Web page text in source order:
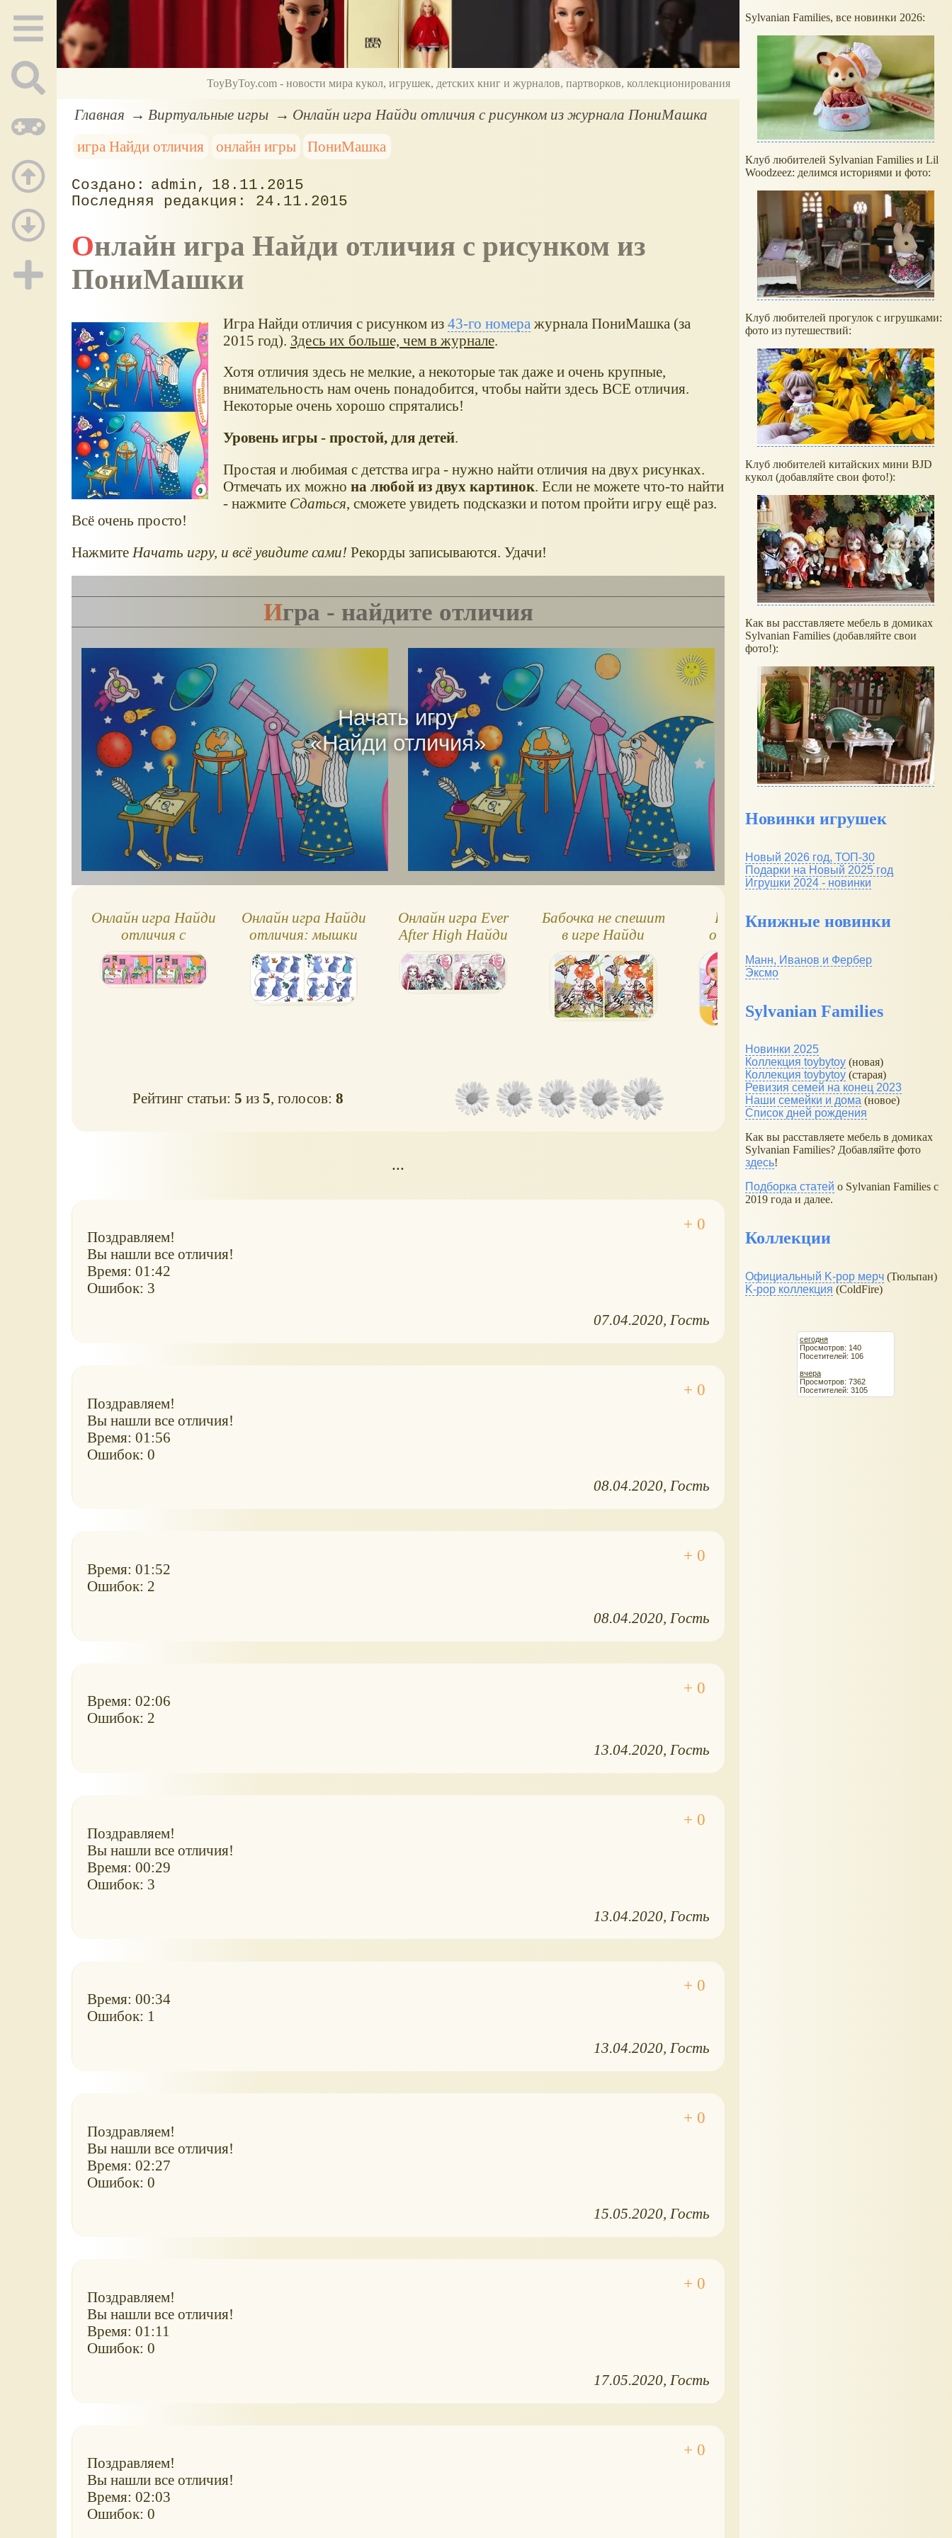
ToyByToy.com - новости мира кукол, игрушек, детских книг и журналов, партворков, коллекционирования
Главная Виртуальные игры
Онлайн игра Найди отличия с рисунком из журнала ПониМашка
игра Найди отличия
онлайн игры ПониМашка
admin
18.11.2015
24.11.2015
Онлайн игра Найди отличия с рисунком из
ПониМашки
Игра Найди отличия с рисунком из 43-го номера журнала ПониМашка (за
2015 год). Здесь их больше, чем в журнале.
Хотя отличия здесь не мелкие, а некоторые так даже и очень крупные,
внимательность нам очень понадобится, чтобы найти здесь ВСЕ отличия.
Некоторые очень хорошо спрятались!
Уровень игры - простой, для детей.
Простая и любимая с детства игра - нужно найти отличия на двух рисунках.
Отмечать их можно на любой из двух картинок. Если не можете что-то найти
- нажмите Сдаться, сможете увидеть подсказки и потом пройти игру ещё раз.
Всё очень просто!
Нажмите Начать игру, и всё увидите сами! Рекорды записываются. Удачи!
Игра - найдите отличия
Начать игру
«Найди отличия»
Онлайн игра Найди
отличия с
Понимашкой
Онлайн игра Найди
отличия: мышки
Онлайн игра Ever
After High Найди
отличия, Мэдлин и
Рэйвен
Бабочка не спешит
в игре Найди
отличия
Игра Найди
отличия №15
Красная
Найди
Рейтинг статьи:5 из5, голосов:8
...
Поздравляем!
Вы нашли все отличия!
Время: 01:42
Ошибок: 3
07.04.2020 Гость
Поздравляем!
Вы нашли все отличия!
Время: 01:56
Ошибок: 0
08.04.2020 Гость
Время: 01:52
Ошибок: 2
08.04.2020 Гость
Время: 02:06
Ошибок: 2
13.04.2020 Гость
Поздравляем!
Вы нашли все отличия!
Время: 00:29
Ошибок: 3
13.04.2020 Гость
Время: 00:34
Ошибок: 1
13.04.2020 Гость
Поздравляем!
Вы нашли все отличия!
Время: 02:27
Ошибок: 0
15.05.2020 Гость
Поздравляем!
Вы нашли все отличия!
Время: 01:11
Ошибок: 0
17.05.2020 Гость
Поздравляем!
Вы нашли все отличия!
Время: 02:03
Ошибок: 0
Sylvanian Families, все новинки 2026:
Клуб любителей Sylvanian Families и Lil
Woodzeez: делимся историями и фото:
Клуб любителей прогулок с игрушками:
фото из путешествий:
Клуб любителей китайских мини BJD
кукол (добавляйте свои фото!):
Как вы расставляете мебель в домиках
Sylvanian Families (добавляйте свои
фото!):
Новинки игрушек
Новый 2026 год, ТОП-30
Подарки на Новый 2025 год
Игрушки 2024 - новинки
Книжные новинки
Манн, Иванов и Фербер
Эксмо
Sylvanian Families
Новинки 2025
Коллекция toybytoy (новая)
Коллекция toybytoy (старая)
Ревизия семей на конец 2023
Наши семейки и дома (новое)
Список дней рождения
Как вы расставляете мебель в домиках
Sylvanian Families? Добавляйте фото
здесь!
Подборка статей о Sylvanian Families с
2019 года и далее.
Коллекции
Официальный K-pop мерч (Тюльпан)
K-pop коллекция (ColdFire)
сегодня
Просмотров: 140
Посетителей: 106
вчера
Просмотров: 7362
Посетителей: 3105